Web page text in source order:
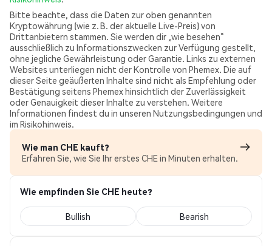
Bitte beachte, dass die Daten zur oben genannten
Kryptowährung (wie z. B. der aktuelle Live-Preis) von
Drittanbietern stammen. Sie werden dir „wie besehen“
ausschließlich zu Informationszwecken zur Verfügung gestellt,
ohne jegliche Gewährleistung oder Garantie. Links zu externen
Websites unterliegen nicht der Kontrolle von Phemex. Die auf
dieser Seite geäußerten Inhalte sind nicht als Empfehlung oder
Bestätigung seitens Phemex hinsichtlich der Zuverlässigkeit
oder Genauigkeit dieser Inhalte zu verstehen. Weitere
Informationen findest du in unseren Nutzungsbedingungen und
im Risikohinweis.
Wie man CHE kauft?
Erfahren Sie, wie Sie Ihr erstes CHE in Minuten erhalten.
Wie empfinden Sie CHE heute?
Bullish Bearish